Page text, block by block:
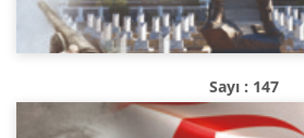
Sayı : 147